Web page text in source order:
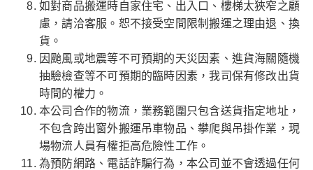
如對商品搬運時自家住宅、出入口、樓梯太狹窄之顧
慮，請洽客服。恕不接受空間限制搬運之理由退、換
貨。
因颱風或地震等不可預期的天災因素、進貨海關隨機
抽驗檢查等不可預期的臨時因素，我司保有修改出貨
時間的權力。
本公司合作的物流，業務範圍只包含送貨指定地址，
不包含跨出窗外搬運吊車物品、攀爬與吊掛作業，現
場物流人員有權拒高危險性工作。
為預防網路、電話詐騙行為，本公司並不會透過任何